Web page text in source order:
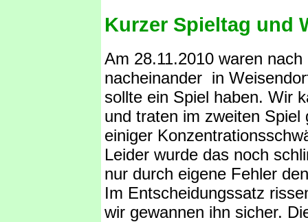
Kurzer Spieltag und
Am 28.11.2010 waren
nacheinander in
sollte ein Spiel haben. Wir
und traten im zweiten
einiger
Leider wurde das noch
nur durch eigene Fehler
Im Entscheidungssatz
wir gewannen ihn sicher.